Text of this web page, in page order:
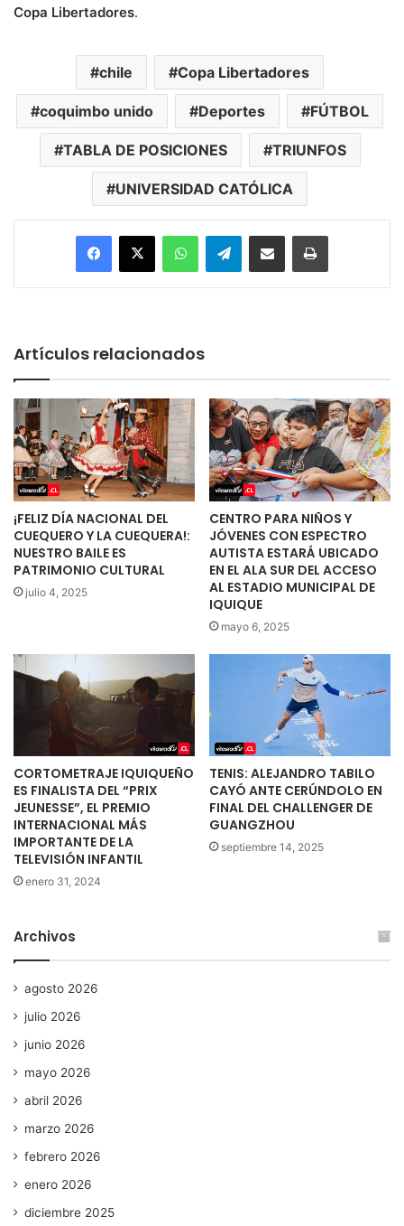
Copa Libertadores.
chile Copa Libertadores
coquimbo unido Deportes FÚTBOL
TABLA DE POSICIONES TRIUNFOS
UNIVERSIDAD CATÓLICA
Facebook
X WhatsAppTelegramEnviar vía email Imprimir
Artículos relacionados
¡FELIZ DÍA NACIONAL DEL
CUEQUERO Y LA CUEQUERA!:
NUESTRO BAILE ES
PATRIMONIO CULTURAL
julio 4, 2025
CENTRO PARA NIÑOS Y
JÓVENES CON ESPECTRO
AUTISTA ESTARÁ UBICADO
EN EL ALA SUR DEL ACCESO
AL ESTADIO MUNICIPAL DE
IQUIQUE
mayo 6, 2025
CORTOMETRAJE IQUIQUEÑO
ES FINALISTA DEL “PRIX
JEUNESSE”, EL PREMIO
INTERNACIONAL MÁS
IMPORTANTE DE LA
TELEVISIÓN INFANTIL
enero 31, 2024
TENIS: ALEJANDRO TABILO
CAYÓ ANTE CERÚNDOLO EN
FINAL DEL CHALLENGER DE
GUANGZHOU
septiembre 14, 2025
Archivos
agosto 2026
julio 2026
junio 2026
mayo 2026
abril 2026
marzo 2026
febrero 2026
enero 2026
diciembre 2025